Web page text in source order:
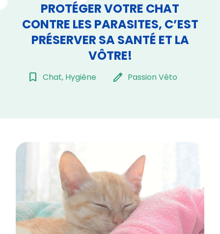
PROTÉGER VOTRE CHAT
CONTRE LES PARASITES, C’EST
PRÉSERVER SA SANTÉ ET LA
VÔTRE!
bookmark_border Chat, Hygiène edit Passion Véto